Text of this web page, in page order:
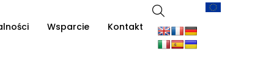
Wsparcie Kontakt